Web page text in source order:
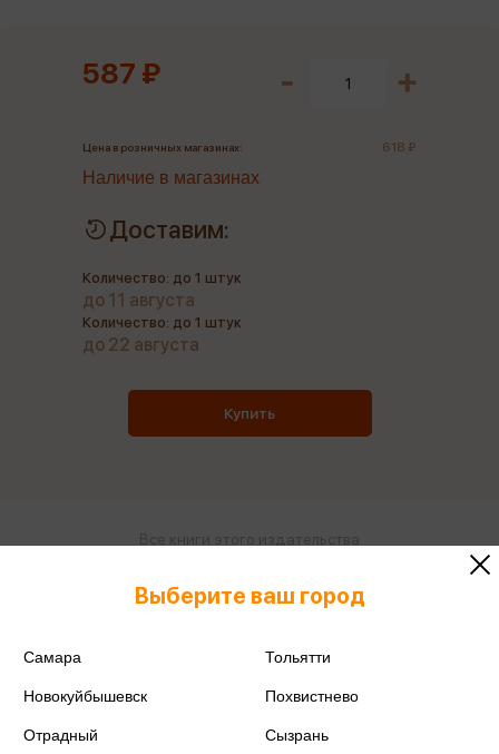
587 ₽
Цена в розничных магазинах: 618 ₽
Наличие в магазинах
Доставим:
Количество: до 1 штук
до 11 августа
Количество: до 1 штук
до 22 августа
Купить
Выберите ваш город
Самара Тольятти
Новокуйбышевск Похвистнево
Отрадный Сызрань